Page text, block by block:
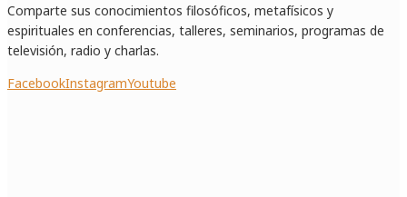
Comparte sus conocimientos filosóficos, metafísicos y
espirituales en conferencias, talleres, seminarios, programas de
televisión, radio y charlas.
FacebookInstagramYoutube